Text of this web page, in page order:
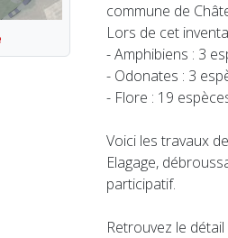
commune de
Lors de cet
- Amphibiens : 3
- Odonates : 3
- Flore : 19
Voici les travaux
Elagage,
participatif.
Retrouvez le